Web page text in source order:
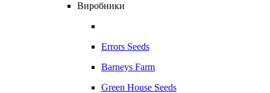
Виробники
Errors Seeds
Barneys Farm
Green House Seeds